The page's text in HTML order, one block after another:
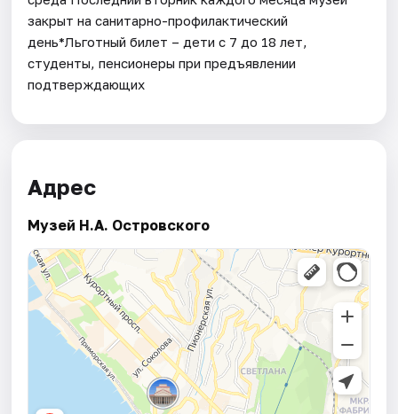
закрыт на санитарно-профилактический
день*Льготный билет – дети с 7 до 18 лет,
студенты, пенсионеры при предъявлении
подтверждающих
Адрес
Музей Н.А. Островского